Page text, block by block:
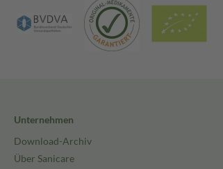
Unternehmen
Download-Archiv
Über Sanicare